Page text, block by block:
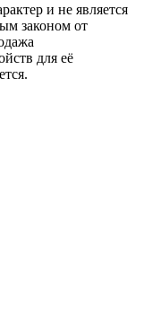
и не является
законом от
для её